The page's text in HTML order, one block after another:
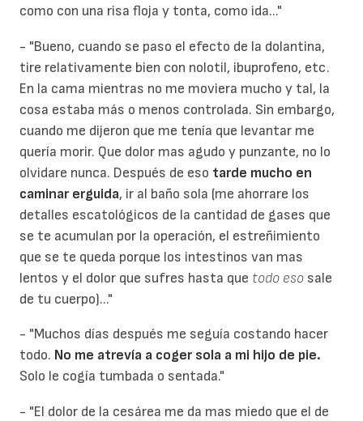
como con una risa floja y tonta, como ida..."
- "Bueno, cuando se paso el efecto de la dolantina,
tire relativamente bien con nolotil, ibuprofeno, etc.
En la cama mientras no me moviera mucho y tal, la
cosa estaba más o menos controlada. Sin embargo,
cuando me dijeron que me tenía que levantar me
quería morir. Que dolor mas agudo y punzante, no lo
olvidare nunca. Después de eso tarde mucho en
caminar erguida, ir al baño sola (me ahorrare los
detalles escatológicos de la cantidad de gases que
se te acumulan por la operación, el estreñimiento
que se te queda porque los intestinos van mas
lentos y el dolor que sufres hasta que todo eso sale
de tu cuerpo)..."
- "Muchos días después me seguía costando hacer
todo. No me atrevía a coger sola a mi hijo de pie.
Solo le cogía tumbada o sentada."
- "El dolor de la cesárea me da mas miedo que el de